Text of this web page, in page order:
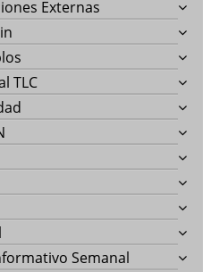
Externas
TLC
Semanal